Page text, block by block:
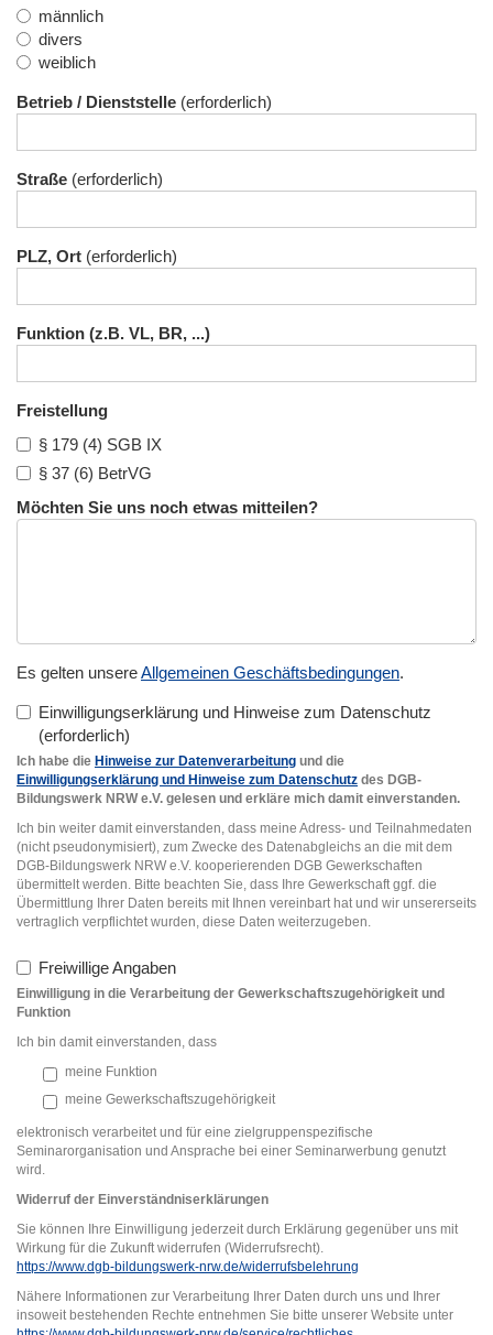
männlich
divers
weiblich
Betrieb / Dienststelle
Straße
PLZ, Ort
Funktion (z.B. VL, BR, ...)
Freistellung
§ 179 (4) SGB IX
§ 37 (6) BetrVG
Möchten Sie uns noch etwas mitteilen?
Es gelten unsereAllgemeinen Geschäftsbedingungen.
Einwilligungserklärung und Hinweise zum Datenschutz
Ich habe die Hinweise zur Datenverarbeitung und die
Einwilligungserklärung und Hinweise zum Datenschutz des DGB-
Bildungswerk NRW e.V. gelesen und erkläre mich damit einverstanden.
Ich bin weiter damit einverstanden, dass meine Adress- und Teilnahmedaten
(nicht pseudonymisiert), zum Zwecke des Datenabgleichs an die mit dem
DGB-Bildungswerk NRW e.V. kooperierenden DGB Gewerkschaften
übermittelt werden. Bitte beachten Sie, dass Ihre Gewerkschaft ggf. die
Übermittlung Ihrer Daten bereits mit Ihnen vereinbart hat und wir unsererseits
vertraglich verpflichtet wurden, diese Daten weiterzugeben.
Freiwillige Angaben
Einwilligung in die Verarbeitung der Gewerkschaftszugehörigkeit und
Funktion
Ich bin damit einverstanden, dass
meine Funktion
meine Gewerkschaftszugehörigkeit
elektronisch verarbeitet und für eine zielgruppenspezifische
Seminarorganisation und Ansprache bei einer Seminarwerbung genutzt
wird.
Widerruf der Einverständniserklärungen
Sie können Ihre Einwilligung jederzeit durch Erklärung gegenüber uns mit
Wirkung für die Zukunft widerrufen (Widerrufsrecht).
https://www.dgb-bildungswerk-nrw.de/widerrufsbelehrung
Nähere Informationen zur Verarbeitung Ihrer Daten durch uns und Ihrer
insoweit bestehenden Rechte entnehmen Sie bitte unserer Website unter